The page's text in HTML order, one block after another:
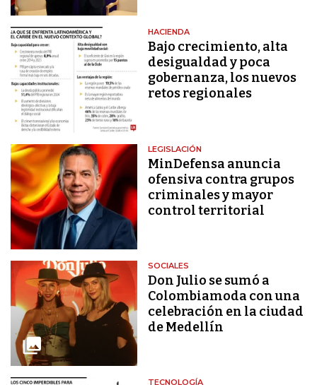
HACIENDA
Bajo crecimiento, alta
desigualdad y poca
gobernanza, los nuevos
retos regionales
LEGISLACIÓN
MinDefensa anuncia
ofensiva contra grupos
criminales y mayor
control territorial
SOCIALES
Don Julio se sumó a
Colombiamoda con una
celebración en la ciudad
de Medellín
TECNOLOGÍA